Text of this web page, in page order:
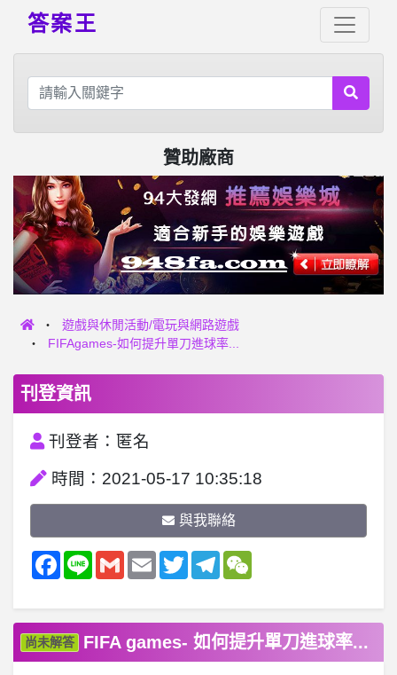
答案王
贊助廠商
遊戲與休閒活動/電玩與網路遊戲
FIFAgames-如何提升單刀進球率...
刊登資訊
刊登者：匿名
時間：2021-05-17 10:35:18
與我聯絡
Facebook
Line GmailEmail TwitterTelegramWeChat
尚未解答 FIFA games- 如何提升單刀進球率...